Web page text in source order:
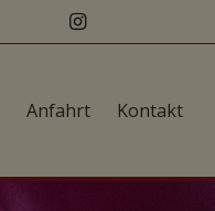
Anfahrt Kontakt